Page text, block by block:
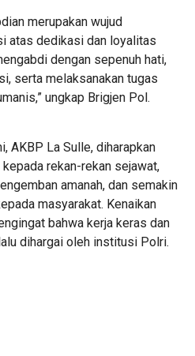
merupakan wujud
atas dedikasi dan loyalitas
dengan sepenuh hati,
serta melaksanakan tugas
ungkap Brigjen Pol.
AKBP La Sulle, diharapkan
rekan-rekan sejawat,
amanah, dan semakin
masyarakat. Kenaikan
bahwa kerja keras dan
dihargai oleh institusi Polri.